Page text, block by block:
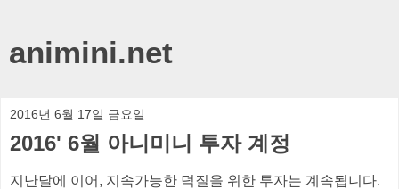
animini.net
2016년 6월 17일 금요일
2016' 6월 아니미니 투자 계정
지난달에 이어, 지속가능한 덕질을 위한 투자는 계속됩니다.